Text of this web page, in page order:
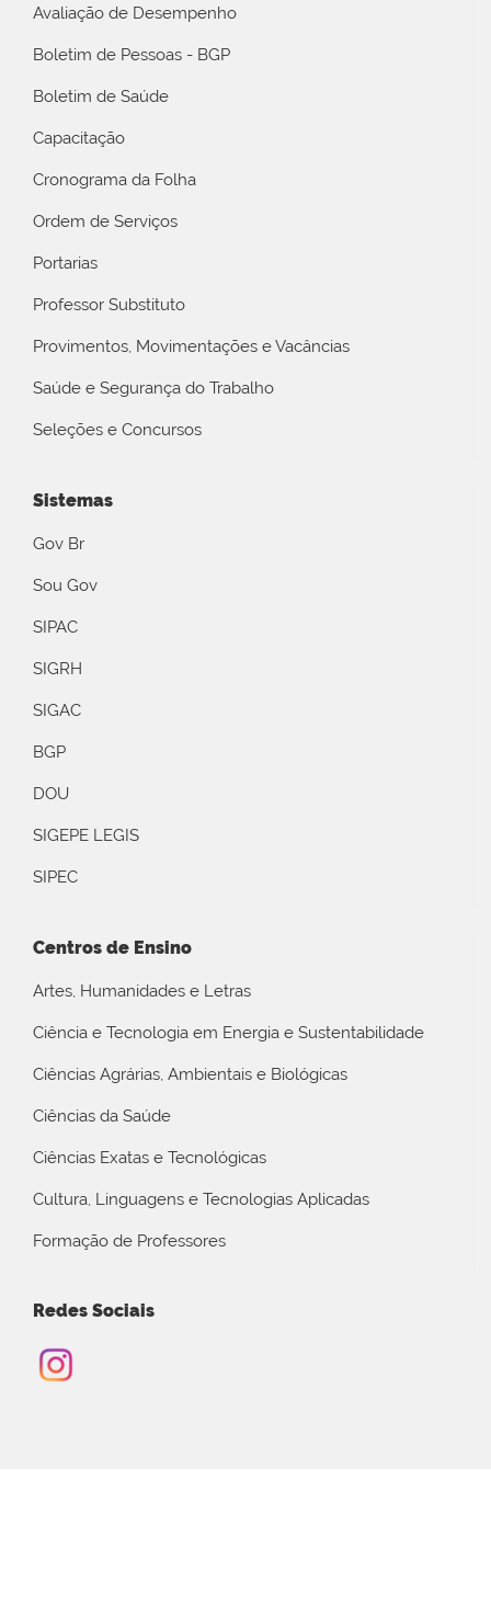
Avaliação de Desempenho
Boletim de Pessoas - BGP
Boletim de Saúde
Capacitação
Cronograma da Folha
Ordem de Serviços
Portarias
Professor Substituto
Provimentos, Movimentações e Vacâncias
Saúde e Segurança do Trabalho
Seleções e Concursos
Sistemas
Gov Br
Sou Gov
SIPAC
SIGRH
SIGAC
BGP
DOU
SIGEPE LEGIS
SIPEC
Centros de Ensino
Artes, Humanidades e Letras
Ciência e Tecnologia em Energia e Sustentabilidade
Ciências Agrárias, Ambientais e Biológicas
Ciências da Saúde
Ciências Exatas e Tecnológicas
Cultura, Linguagens e Tecnologias Aplicadas
Formação de Professores
Redes Sociais